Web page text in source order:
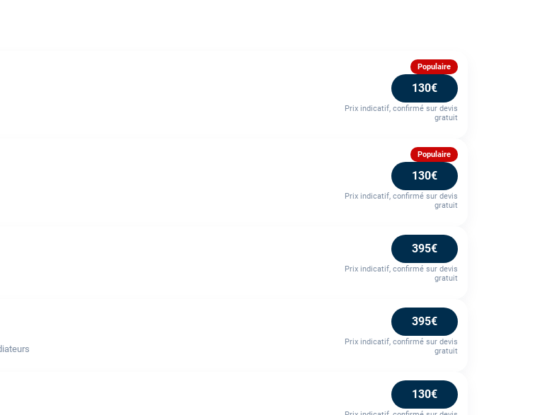
Populaire
130€
Prix indicatif, confirmé sur devis
gratuit
Populaire
130€
Prix indicatif, confirmé sur devis
gratuit
395€
Prix indicatif, confirmé sur devis
gratuit
395€
Prix indicatif, confirmé sur devis
gratuit
130€